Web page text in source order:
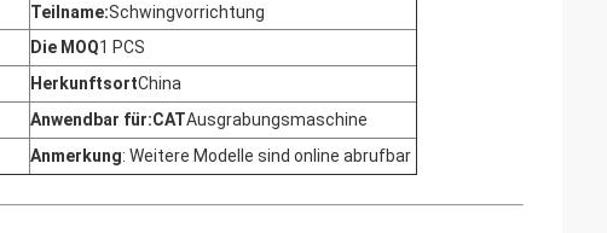
Teilname:Schwingvorrichtung
Die MOQ1 PCS
HerkunftsortChina
Anwendbar für:CATAusgrabungsmaschine
Anmerkung: Weitere Modelle sind online abrufbar